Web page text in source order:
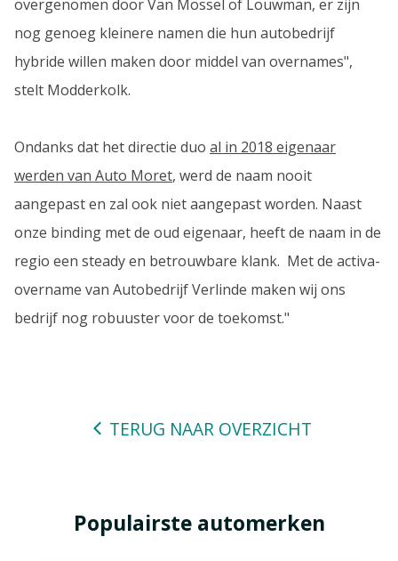
overgenomen door Van Mossel of Louwman, er zijn
nog genoeg kleinere namen die hun autobedrijf
hybride willen maken door middel van overnames",
stelt Modderkolk.
Ondanks dat het directie duo al in 2018 eigenaar
werden van Auto Moret, werd de naam nooit
aangepast en zal ook niet aangepast worden. Naast
onze binding met de oud eigenaar, heeft de naam in de
regio een steady en betrouwbare klank. Met de activa-
overname van Autobedrijf Verlinde maken wij ons
bedrijf nog robuuster voor de toekomst."
TERUG NAAR OVERZICHT
Populairste automerken